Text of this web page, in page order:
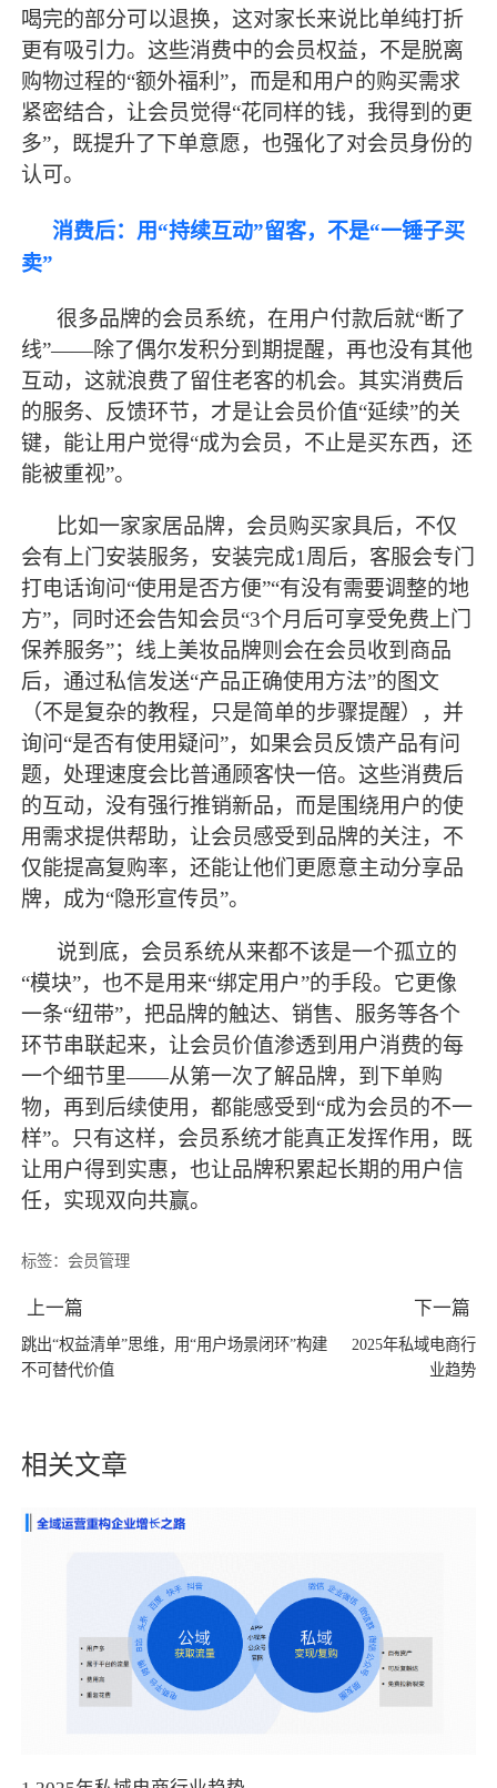
喝完的部分可以退换，这对家长来说比单纯打折
更有吸引力。这些消费中的会员权益，不是脱离
购物过程的“额外福利”，而是和用户的购买需求
紧密结合，让会员觉得“花同样的钱，我得到的更
多”，既提升了下单意愿，也强化了对会员身份的
认可。
消费后：用“持续互动”留客，不是“一锤子买
卖”
很多品牌的会员系统，在用户付款后就“断了
线”——除了偶尔发积分到期提醒，再也没有其他
互动，这就浪费了留住老客的机会。其实消费后
的服务、反馈环节，才是让会员价值“延续”的关
键，能让用户觉得“成为会员，不止是买东西，还
能被重视”。
比如一家家居品牌，会员购买家具后，不仅
会有上门安装服务，安装完成1周后，客服会专门
打电话询问“使用是否方便”“有没有需要调整的地
方”，同时还会告知会员“3个月后可享受免费上门
保养服务”；线上美妆品牌则会在会员收到商品
后，通过私信发送“产品正确使用方法”的图文
（不是复杂的教程，只是简单的步骤提醒），并
询问“是否有使用疑问”，如果会员反馈产品有问
题，处理速度会比普通顾客快一倍。这些消费后
的互动，没有强行推销新品，而是围绕用户的使
用需求提供帮助，让会员感受到品牌的关注，不
仅能提高复购率，还能让他们更愿意主动分享品
牌，成为“隐形宣传员”。
说到底，会员系统从来都不该是一个孤立的
“模块”，也不是用来“绑定用户”的手段。它更像
一条“纽带”，把品牌的触达、销售、服务等各个
环节串联起来，让会员价值渗透到用户消费的每
一个细节里——从第一次了解品牌，到下单购
物，再到后续使用，都能感受到“成为会员的不一
样”。只有这样，会员系统才能真正发挥作用，既
让用户得到实惠，也让品牌积累起长期的用户信
任，实现双向共赢。
标签：会员管理
上一篇
跳出“权益清单”思维，用“用户场景闭环”构建
不可替代价值
下一篇
2025年私域电商行
业趋势
相关文章